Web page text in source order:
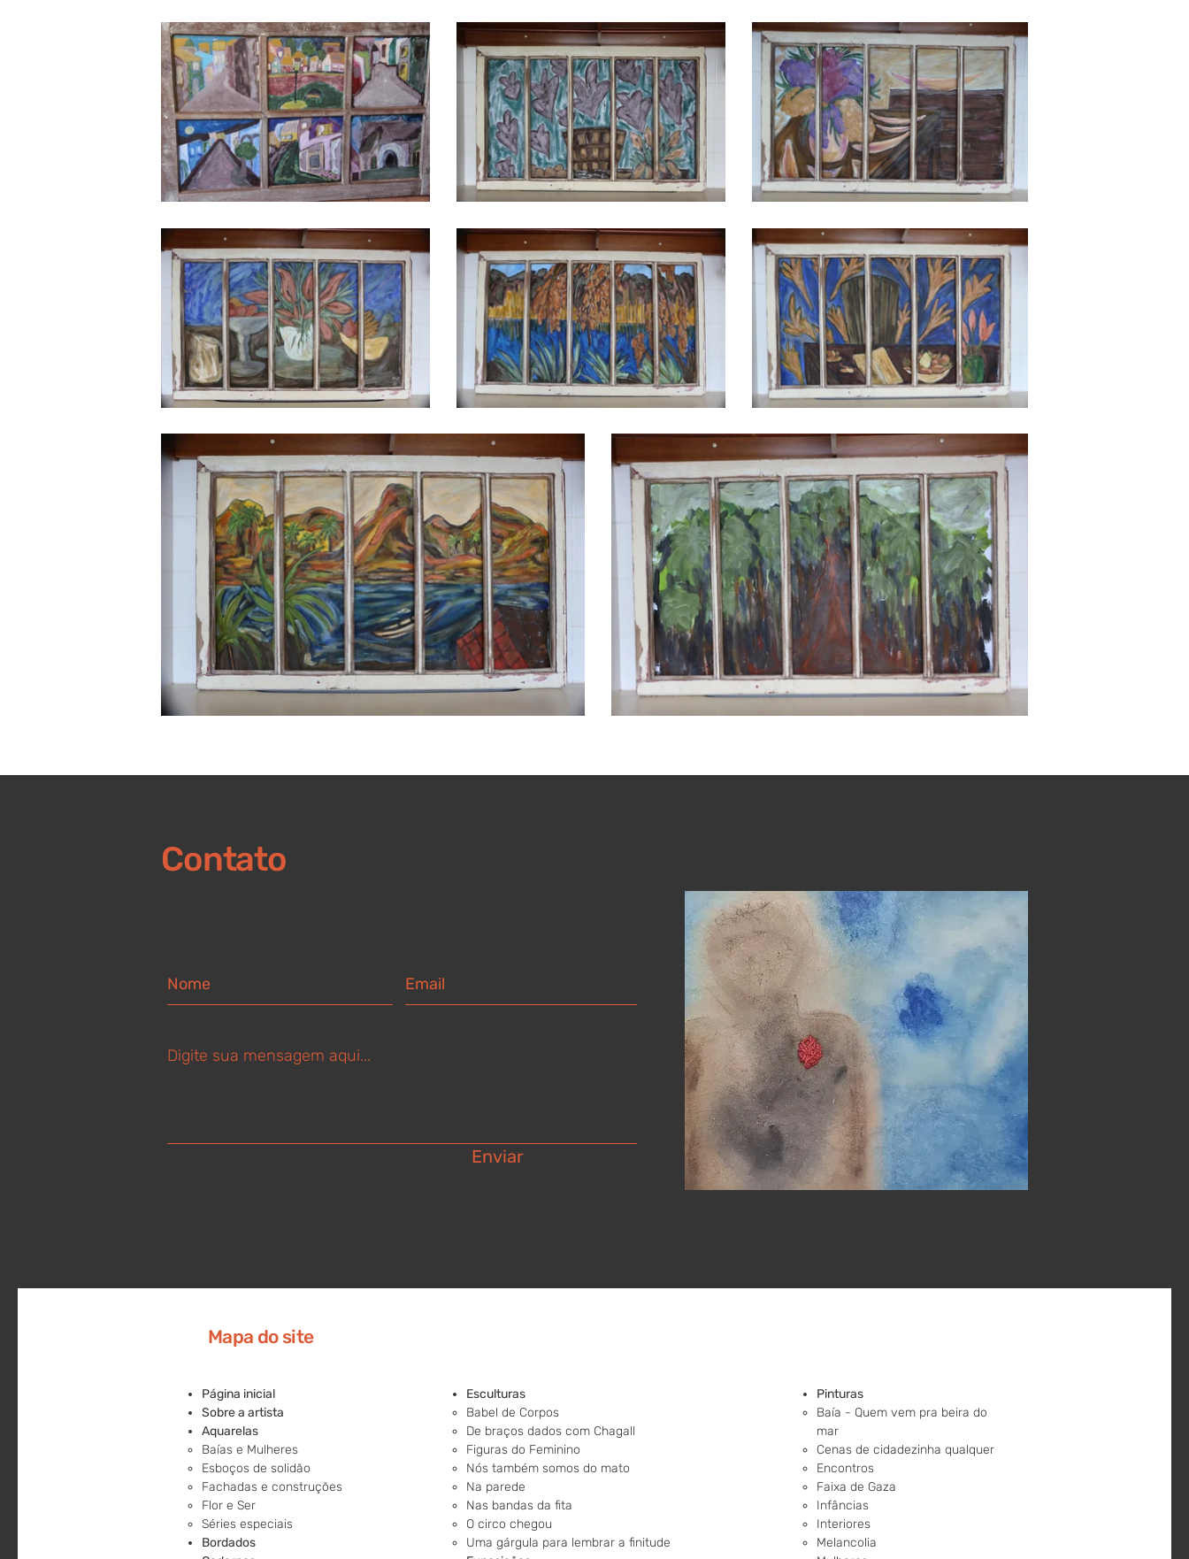
Contato
Enviar
Mapa do site
Página inicial
Sobre a artista
Aquarelas
Baías e Mulheres
Esboços de solidão
Fachadas e construções
Flor e Ser
Séries especiais
Bordados​
Es​​culturas
Babel de Corpos​
De braços dados com Chagall
Figuras do Feminino​
Nós também somos do mato
Na parede
Nas bandas da fita
​O circo chegou
Uma gárgula para lembrar a finitude
Pinturas
Baía - Quem vem pra beira do
mar
Cenas de cidadezinha qualquer
Encontros
Faixa de Gaza
Infâncias
Interiores
Melancolia